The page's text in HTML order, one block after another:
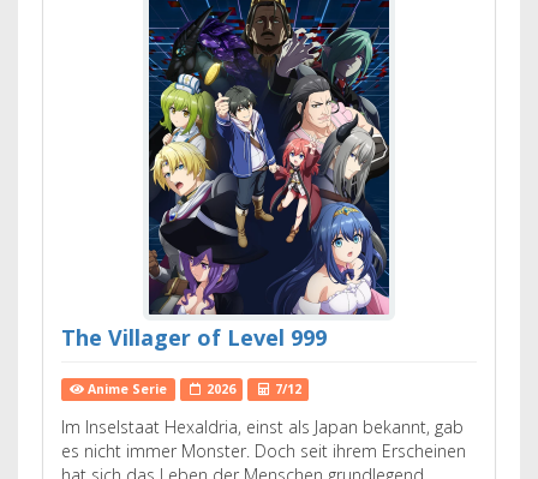
The Villager of Level 999
Anime Serie 2026 7/12
Im Inselstaat Hexaldria, einst als Japan bekannt, gab
es nicht immer Monster. Doch seit ihrem Erscheinen